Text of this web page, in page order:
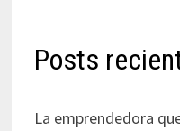
Posts
La emprendedora